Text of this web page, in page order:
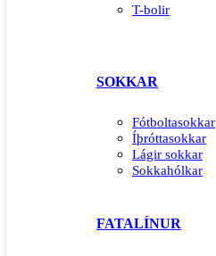
T-bolir
SOKKAR
Fótboltasokkar
Íþróttasokkar
Lágir sokkar
Sokkahólkar
FATALÍNUR